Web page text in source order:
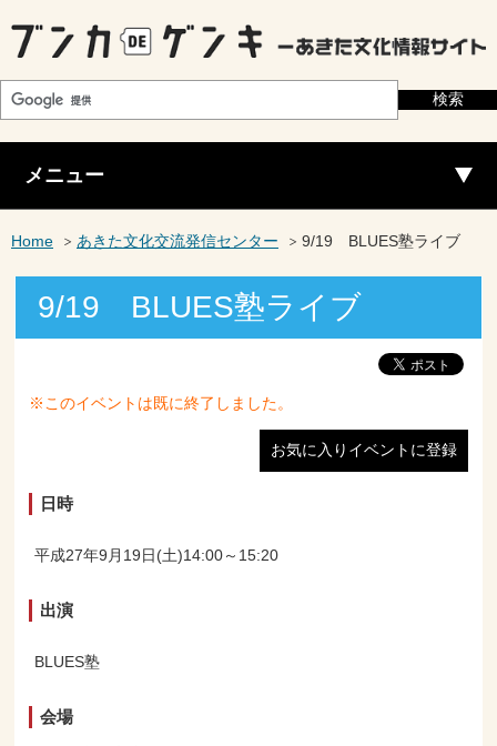
メニュー
Home あきた文化交流発信センター 9/19 BLUES塾ライブ
9/19 BLUES塾ライブ
※このイベントは既に終了しました。
お気に入りイベントに登録
日時
平成27年9月19日(土)14:00～15:20
出演
BLUES塾
会場